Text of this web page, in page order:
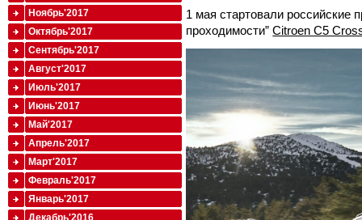
1 мая стартовали российские
проходимости”Citroen C5
Ноябрь'2017
Октябрь'2017
Сентябрь'2017
Август'2017
Июль'2017
Июнь'2017
Май'2017
Апрель'2017
Март'2017
Февраль'2017
Январь'2017
Декабрь'2016